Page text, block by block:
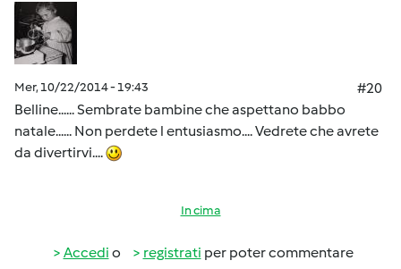
Mer, 10/22/2014 - 19:43
#20
Belline...... Sembrate bambine che aspettano babbo
natale...... Non perdete l entusiasmo.... Vedrete che avrete
da divertirvi....
In cima
Accedi o registrati per poter commentare